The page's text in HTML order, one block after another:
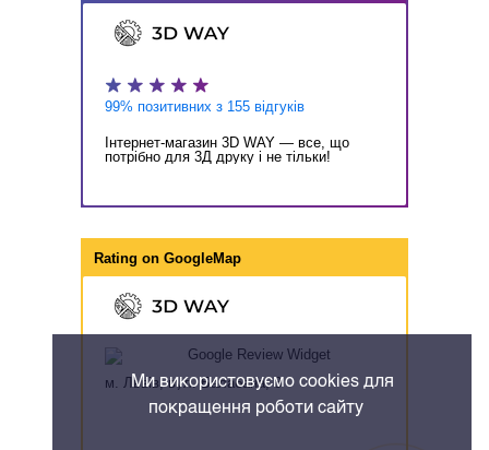
Ми використовуємо cookies для
покращення роботи сайту
99% позитивних з 155 відгуків
Інтернет-магазин 3D WAY — все, що
потрібно для 3Д друку і не тільки!
Rating on GoogleMap
м. Львів, вул. Балабана, 8